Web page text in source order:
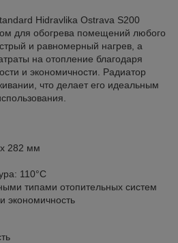
Hidravlika Ostrava S200
для обогрева помещений любого
и равномерный нагрев, а
на отопление благодаря
и экономичности. Радиатор
что делает его идеальным
282 мм
110°C
типами отопительных систем
экономичность